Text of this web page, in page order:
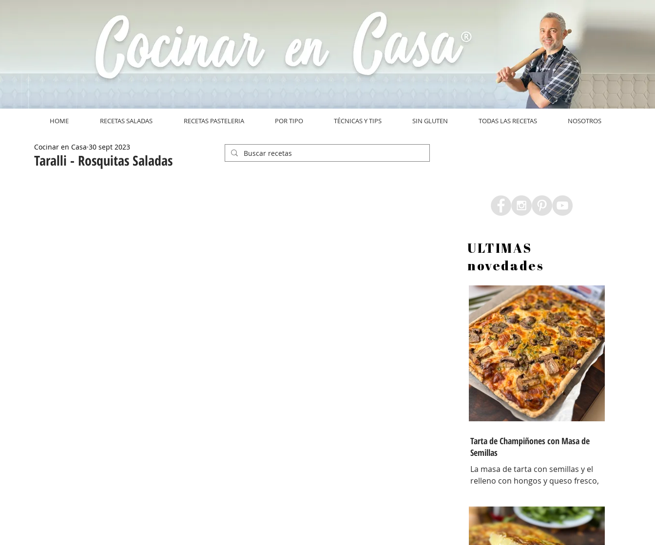
HOME RECETAS SALADAS RECETAS PASTELERIA POR TIPO TÉCNICAS Y TIPS SIN GLUTEN TODAS LAS RECETAS NOSOTROS
Taralli - Rosquitas Saladas
Cocinar en Casa 30 sept 2023
ULTIMAS
novedades
Tarta de Champiñones con Masa de
Semillas
La masa de tarta con semillas y el
relleno con hongos y queso fresco,
una masa bien crocante con un
relleno con mucho sabor y bien
cremoso. INGREDIENTES Para la
masa: Harina 0000 280 gr, manteca